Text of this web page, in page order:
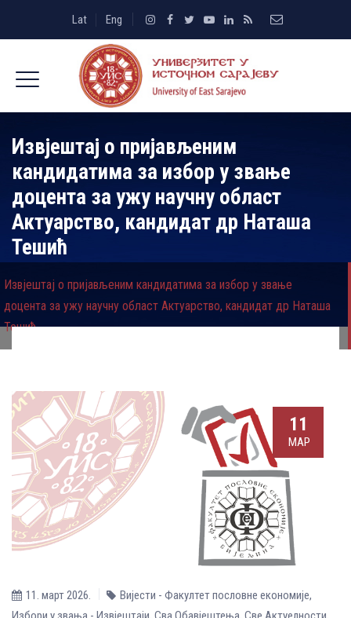
Lat Eng
Извјештај о пријављеним
кандидатима за избор у звање
доцента за ужу научну област
Актуарство, кандидат др Наташа
Тешић
Извјештај о пријављеним кандидатима за избор у звање
доцента за ужу научну област Актуарство, кандидат др Наташа
Тешић
11
МАР
11. март 2026. Вијести - Факултет пословне економије,